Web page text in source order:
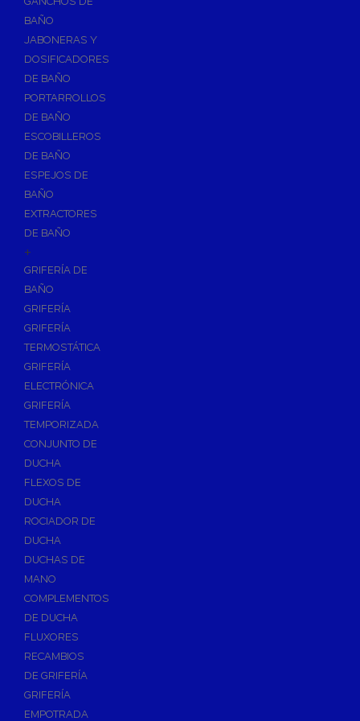
Accesorios y Grupos Contra Incendios
Calderas y estufas de biomasa
Sistemas de Energía Solar Térmica
Estructuras de soporte
Sistemas de Aerotermia
Sistemas de Energía Solar Fotovoltaica
Paneles
Inversores
Baterías
Estructuras
Fontanería
Aislamientos para Tuberías
Accesorios para Instalación de Gas
Válvulas para Gas
Accesorios y Repuestos de Gas
Baterias y Contadores
Bombas
Bombas Sumergibles
Bombas de Drenaje y Residual
Bombas de Superficies Horizontal y Vertical
Desagües
Válvulas de Desagüe
Válvulas para Platos de Ducha y Bañeras
Sifones
Sumideros y Botes Sifónicos
Accesorios para Desagüe
Flotadores y Boyas
BAÑO
JABONERAS Y
DOSIFICADORES
DE BAÑO
PORTARROLLOS
DE BAÑO
ESCOBILLEROS
DE BAÑO
ESPEJOS DE
BAÑO
EXTRACTORES
DE BAÑO
+
GRIFERÍA DE
BAÑO
GRIFERÍA
GRIFERÍA
TERMOSTÁTICA
GRIFERÍA
ELECTRÓNICA
GRIFERÍA
TEMPORIZADA
CONJUNTO DE
DUCHA
FLEXOS DE
DUCHA
ROCIADOR DE
DUCHA
DUCHAS DE
MANO
COMPLEMENTOS
DE DUCHA
FLUXORES
RECAMBIOS
DE GRIFERÍA
GRIFERÍA
EMPOTRADA